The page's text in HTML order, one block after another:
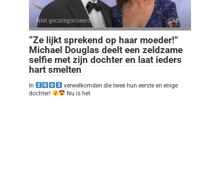
Niet gecategoriseerd 0
“Ze lijkt sprekend op haar moeder!”
Michael Douglas deelt een zeldzame
selfie met zijn dochter en laat ieders
hart smelten
In
verwelkomden die twee hun eerste en enige
dochter!
Nu is het